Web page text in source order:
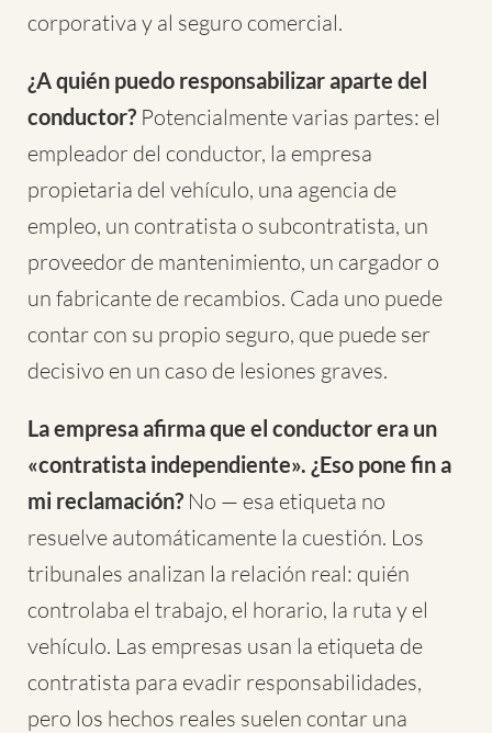
corporativa y al seguro comercial.
¿A quién puedo responsabilizar aparte del
conductor? Potencialmente varias partes: el
empleador del conductor, la empresa
propietaria del vehículo, una agencia de
empleo, un contratista o subcontratista, un
proveedor de mantenimiento, un cargador o
un fabricante de recambios. Cada uno puede
contar con su propio seguro, que puede ser
decisivo en un caso de lesiones graves.
La empresa afirma que el conductor era un
«contratista independiente». ¿Eso pone fin a
mi reclamación? No — esa etiqueta no
resuelve automáticamente la cuestión. Los
tribunales analizan la relación real: quién
controlaba el trabajo, el horario, la ruta y el
vehículo. Las empresas usan la etiqueta de
contratista para evadir responsabilidades,
pero los hechos reales suelen contar una